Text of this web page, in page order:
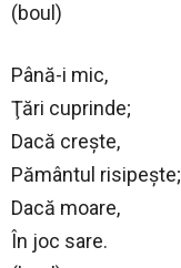
(boul)
Până-i mic,
Ţări cuprinde;
Dacă creşte,
Pământul risipeşte;
Dacă moare,
În joc sare.